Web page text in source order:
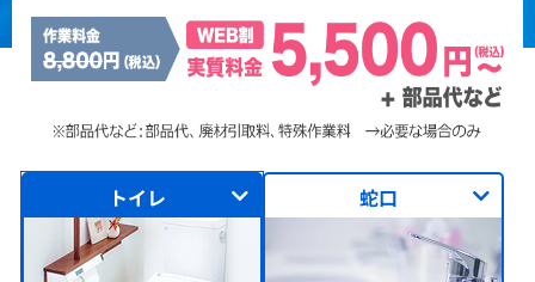
トイレ 蛇口